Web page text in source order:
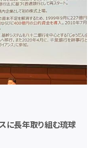
スに長年取り組む琉球